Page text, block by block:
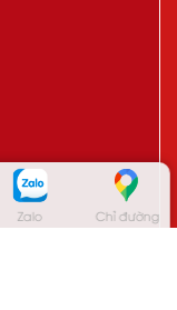
Zalo Chỉ đường